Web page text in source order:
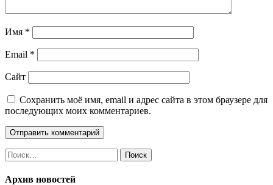
Имя *
Email *
Сайт
Сохранить моё имя, email и адрес сайта в этом браузере для
последующих моих комментариев.
Найти:
Архив новостей